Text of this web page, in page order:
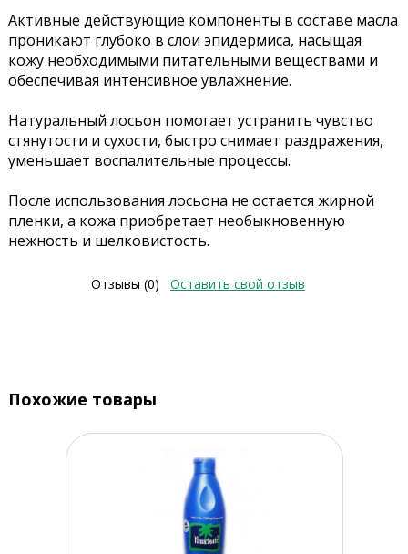
Активные действующие компоненты в составе масла
проникают глубоко в слои эпидермиса, насыщая
кожу необходимыми питательными веществами и
обеспечивая интенсивное увлажнение.
Натуральный лосьон помогает устранить чувство
стянутости и сухости, быстро снимает раздражения,
уменьшает воспалительные процессы.
После использования лосьона не остается жирной
пленки, а кожа приобретает необыкновенную
нежность и шелковистость.
Отзывы (0) Оставить свой отзыв
Похожие товары